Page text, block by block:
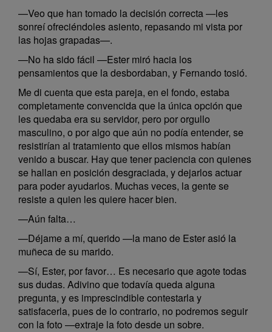
—Veo que han tomado la decisión correcta —les
sonreí ofreciéndoles asiento, repasando mi vista por
las hojas grapadas—.
—No ha sido fácil —Ester miró hacia los
pensamientos que la desbordaban, y Fernando tosió.
Me di cuenta que esta pareja, en el fondo, estaba
completamente convencida que la única opción que
les quedaba era su servidor, pero por orgullo
masculino, o por algo que aún no podía entender, se
resistirían al tratamiento que ellos mismos habían
venido a buscar. Hay que tener paciencia con quienes
se hallan en posición desgraciada, y dejarlos actuar
para poder ayudarlos. Muchas veces, la gente se
resiste a quien les quiere hacer bien.
—Aún falta…
—Déjame a mí, querido —la mano de Ester asió la
muñeca de su marido.
—Sí, Ester, por favor… Es necesario que agote todas
sus dudas. Adivino que todavía queda alguna
pregunta, y es imprescindible contestarla y
satisfacerla, pues de lo contrario, no podremos seguir
con la foto —extraje la foto desde un sobre.